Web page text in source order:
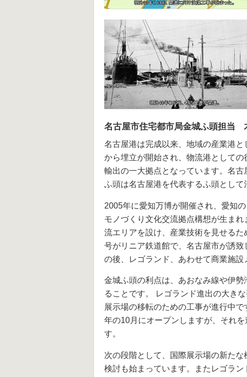
名古屋市住宅都市局金城ふ頭担当
名古屋港は完成以来、地域の産業港
から埋立が開始され、物流港として
輸出の一大拠点となっています。名
ふ頭は名古屋港を代表するふ頭として
2005年に愛知万博が開催され、愛知
モノづくり文化交流拠点構想が生ま
流エリアを設け、産業技術を見せる
号がリニア鉄道館で、名古屋市が誘
の後、レゴランド、あわせて商業施設
金城ふ頭の利点は、あおなみ線や伊
ることです。 レゴランド進出の大き
展示場の移転のための工事が進行中
年の10月にオープンしますが、それ
す。
次の段階として、国際展示場の新た
検討も始まっています。またレゴラ